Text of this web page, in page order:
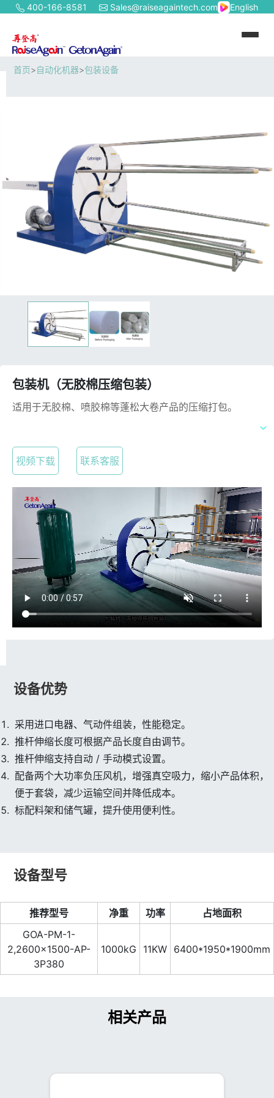
400-166-8581 Sales@raiseagaintech.com English
首页>自动化机器>包装设备
包装机（无胶棉压缩包装）
适用于无胶棉、喷胶棉等蓬松大卷产品的压缩打包。
视频下载 联系客服
设备优势
采用进口电器、气动件组装，性能稳定。
推杆伸缩长度可根据产品长度自由调节。
推杆伸缩支持自动 / 手动模式设置。
配备两个大功率负压风机，增强真空吸力，缩小产品体积，
便于套袋，减少运输空间并降低成本。
标配料架和储气罐，提升使用便利性。
设备型号
推荐型号 净重 功率
占地面积
GOA-PM-1-
2,2600×1500-AP-
3P380
1000kG 11KW 6400*1950*1900mm
相关产品